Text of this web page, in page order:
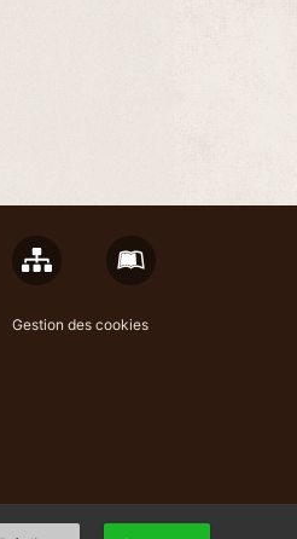
Plan du siteMentions
Gestion des cookies